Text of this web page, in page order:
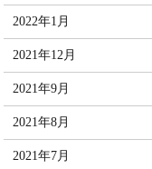
2022年1月
2021年12月
2021年9月
2021年8月
2021年7月